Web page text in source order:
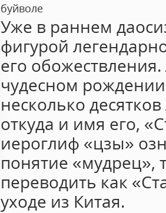
буйволе
Уже в раннем
фигурой
его
чудесном
несколько
откуда и имя его,
иероглиф «цзы»
понятие «мудрец»,
переводить как
уходе из Китая.